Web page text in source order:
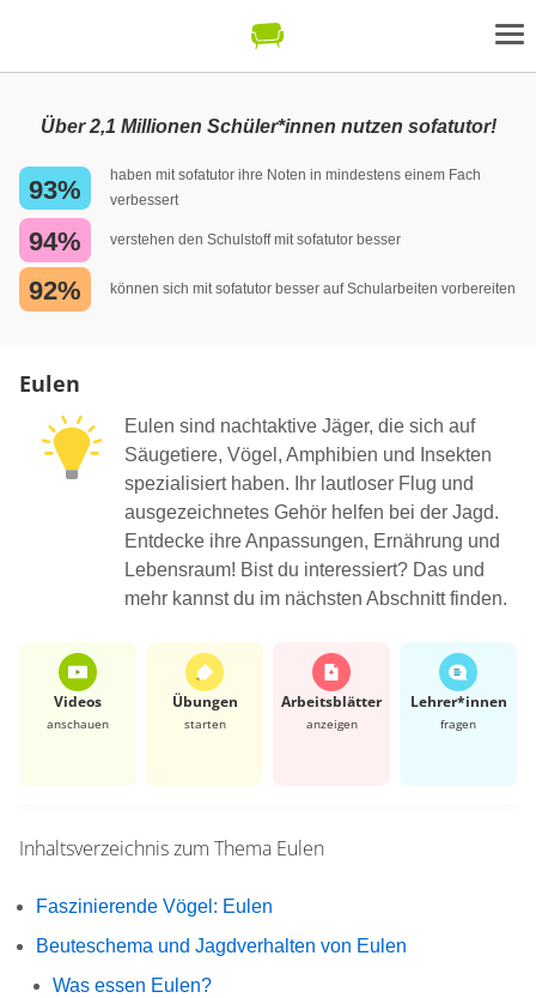
Über 2,1 Millionen Schüler*innen nutzen sofatutor!
93%
haben mit sofatutor ihre Noten in mindestens einem Fach
verbessert
94% verstehen den Schulstoff mit sofatutor besser
92% können sich mit sofatutor besser auf Schularbeiten vorbereiten
Eulen
Eulen sind nachtaktive Jäger, die sich auf
Säugetiere, Vögel, Amphibien und Insekten
spezialisiert haben. Ihr lautloser Flug und
ausgezeichnetes Gehör helfen bei der Jagd.
Entdecke ihre Anpassungen, Ernährung und
Lebensraum! Bist du interessiert? Das und
mehr kannst du im nächsten Abschnitt finden.
Videos
anschauen
Übungen
starten
Arbeits­blätter
anzeigen
Lehrer*​innen
fragen
Inhaltsverzeichnis zum Thema Eulen
Faszinierende Vögel: Eulen
Beuteschema und Jagdverhalten von Eulen
Was essen Eulen?